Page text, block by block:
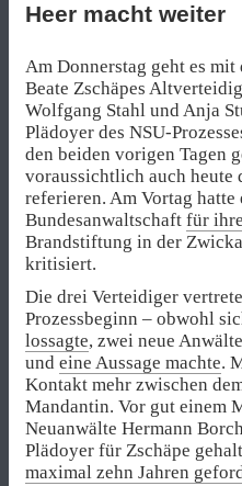
Heer macht weiter
Am Donnerstag geht es
Beate Zschäpes
Wolfgang Stahl und Anja
Plädoyer des NSU-
den beiden vorigen Tagen
voraussichtlich auch heute
referieren. Am Vortag hatte
Bundesanwaltschaft für
Brandstiftung in der
kritisiert.
Die drei Verteidiger
Prozessbeginn – obwohl
lossagte, zwei neue
und eine Aussage machte.
Kontakt mehr zwischen
Mandantin. Vor gut einem
Neuanwälte Hermann
Plädoyer für Zschäpe
maximal zehn Jahren